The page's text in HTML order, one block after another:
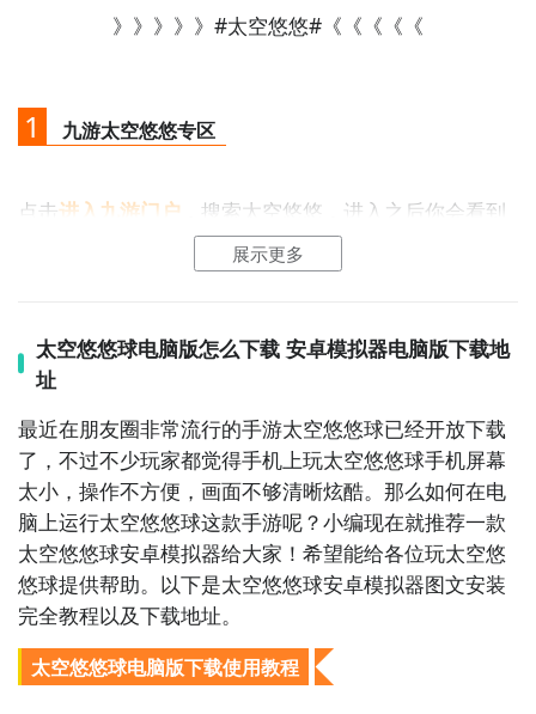
》》》》》#太空悠悠#《《《《《
1 九游太空悠悠专区
点击进入九游门户 ，搜索太空悠悠，进入之后你会看到
一个下载按钮，分别是【高速下载】
下载可以更加节省下载时间和流量，能够很好的解决下
展示更多
太空悠悠球电脑版怎么下载 安卓模拟器电脑版下载地
址
最近在朋友圈非常流行的手游太空悠悠球已经开放下载
了，不过不少玩家都觉得手机上玩太空悠悠球手机屏幕
太小，操作不方便，画面不够清晰炫酷。那么如何在电
脑上运行太空悠悠球这款手游呢？小编现在就推荐一款
太空悠悠球安卓模拟器给大家！希望能给各位玩太空悠
悠球提供帮助。以下是太空悠悠球安卓模拟器图文安装
完全教程以及下载地址。
太空悠悠球电脑版下载使用教程